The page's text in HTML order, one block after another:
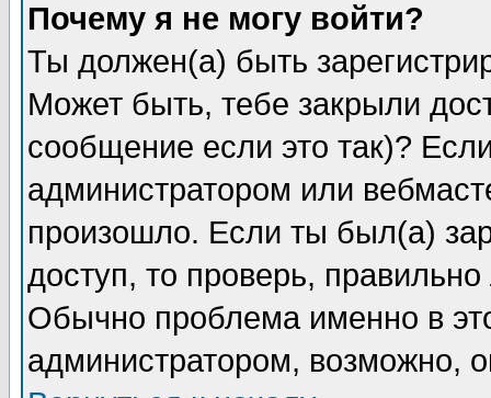
Почему я не могу войти?
Ты должен(а) быть
Может быть, тебе закрыли
сообщение если это так)?
администратором или
произошло. Если ты был(а)
доступ, то проверь,
Обычно проблема именно в
администратором, возможно,